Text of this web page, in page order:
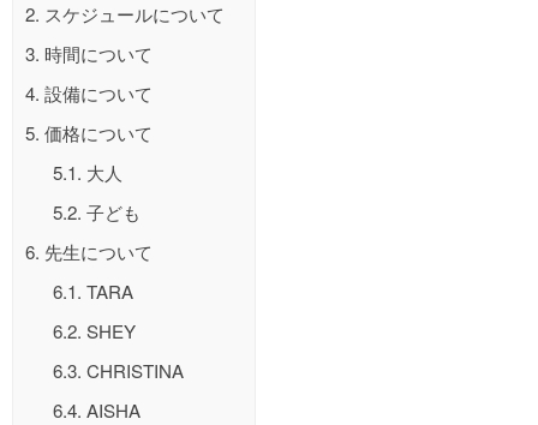
2. スケジュールについて
3. 時間について
4. 設備について
5. 価格について
5.1. 大人
5.2. 子ども
6. 先生について
6.1. TARA
6.2. SHEY
6.3. CHRISTINA
6.4. AISHA